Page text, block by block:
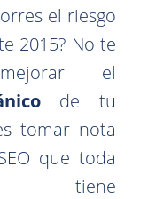
el riesgo
2015? No te
el
de tu
tomar nota
que toda